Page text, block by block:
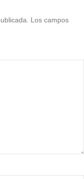
Los campos